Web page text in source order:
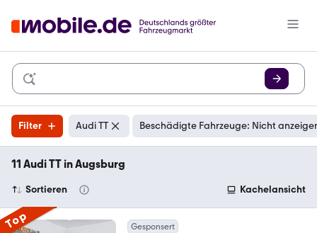
Filter Audi TT Beschädigte Fahrzeuge: Nicht
11 Audi TT in Augsburg
Sortieren Kachelansicht
Top Gesponsert